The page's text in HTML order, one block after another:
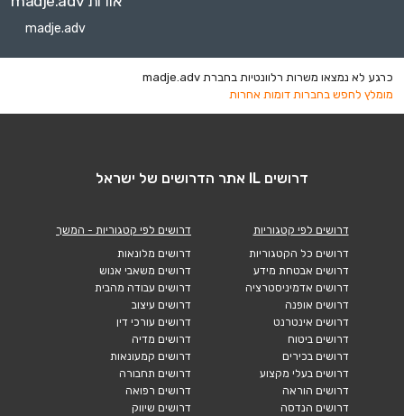
madje.adv
כרגע לא נמצאו משרות רלוונטיות בחברת madje.adv
מומלץ לחפש בחברות דומות אחרות
דרושים IL אתר הדרושים של ישראל
דרושים לפי קטגוריות
דרושים כל הקטגוריות
דרושים אבטחת מידע
דרושים אדמיניסטרציה
דרושים אופנה
דרושים אינטרנט
דרושים ביטוח
דרושים בכירים
דרושים בעלי מקצוע
דרושים הוראה
דרושים הנדסה
דרושים לפי קטגוריות - המשך
דרושים מלונאות
דרושים משאבי אנוש
דרושים עבודה מהבית
דרושים עיצוב
דרושים עורכי דין
דרושים מדיה
דרושים קמעונאות
דרושים תחבורה
דרושים רפואה
דרושים שיווק